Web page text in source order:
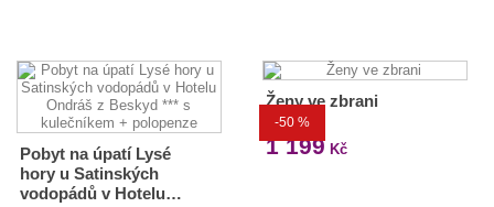
Pobyt na úpatí Lysé
hory u Satinských
vodopádů v Hotelu…
-50 %
Ženy ve zbrani
2 399 Kč
1 199 Kč